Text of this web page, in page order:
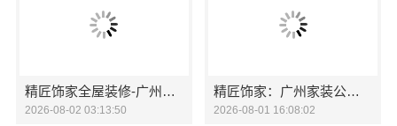
精匠饰家全屋装修-广州家装公司一站式服务
2026-08-02 03:13:50
精匠饰家：广州家装公司全屋装修一站式服务
2026-08-01 16:08:02